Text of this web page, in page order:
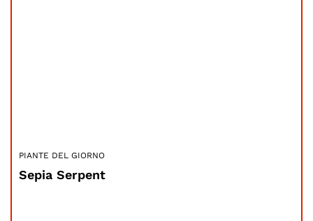
PIANTE DEL GIORNO
Sepia Serpent